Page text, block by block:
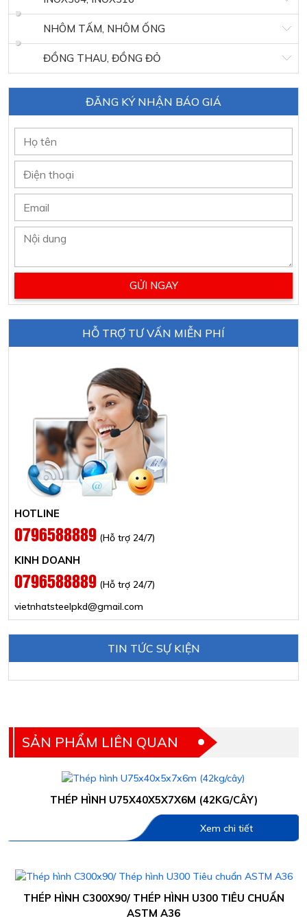
NHÔM TẤM, NHÔM ỐNG
ĐỒNG THAU, ĐỒNG ĐỎ
ĐĂNG KÝ NHẬN BÁO GIÁ
HỖ TRỢ TƯ VẤN MIỄN PHÍ
HOTLINE
0796588889 (Hỗ trợ 24/7)
KINH DOANH
0796588889 (Hỗ trợ 24/7)
vietnhatsteelpkd@gmail.com
TIN TỨC SỰ KIỆN
SẢN PHẨM LIÊN QUAN
THÉP HÌNH U75X40X5X7X6M (42KG/CÂY)
Xem chi tiết
THÉP HÌNH C300X90/ THÉP HÌNH U300 TIÊU CHUẨN
ASTM A36